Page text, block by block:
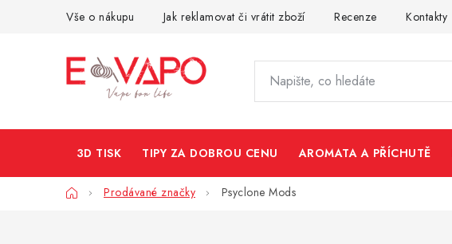
Vše o nákupu Jak reklamovat či vrátit zboží Recenze Kontakty
3D TISK TIPY ZA DOBROU CENU AROMATA A PŘÍCHUTĚ
DomůProdávané značky Psyclone Mods